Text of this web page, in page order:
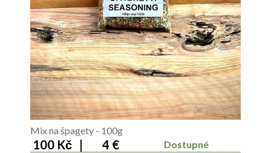
Mix na špagety - 100g
100 Kč | 4 € Dostupné